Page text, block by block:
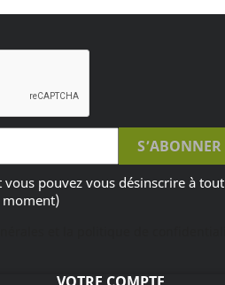
pouvez vous désinscrire à tout
moment)
VOTRE COMPTE